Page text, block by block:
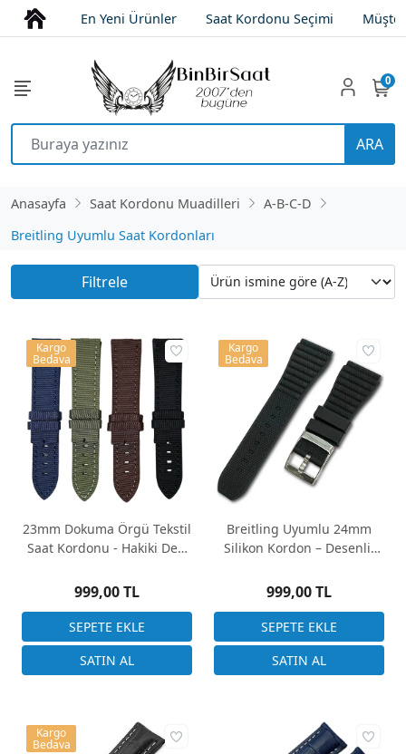
En Yeni Ürünler Saat Kordonu Seçimi
ARA
0
Anasayfa Saat Kordonu Muadilleri
A-B-C-D
Breitling Uyumlu Saat Kordonları
Filtrele
23mm Dokuma Örgü Tekstil
Saat Kordonu - Hakiki Deri
Seçeneği
999,00 TL
Kargo
Bedava
Breitling Uyumlu 24mm
Silikon Kordon – Desenli,
999,00 TL
Kargo
Bedava
Kargo
Bedava